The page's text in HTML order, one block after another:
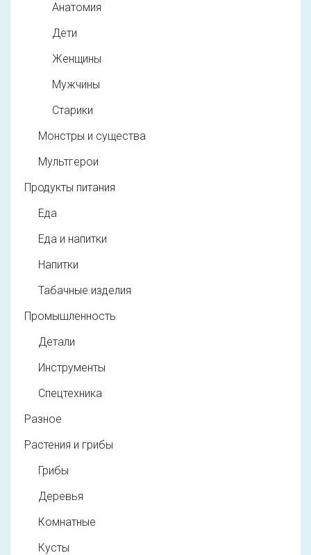
Анатомия
Дети
Женщины
Мужчины
Старики
Монстры и существа
Мультгерои
Продукты питания
Еда
Еда и напитки
Напитки
Табачные изделия
Промышленность
Детали
Инструменты
Спецтехника
Разное
Растения и грибы
Грибы
Деревья
Комнатные
Кусты